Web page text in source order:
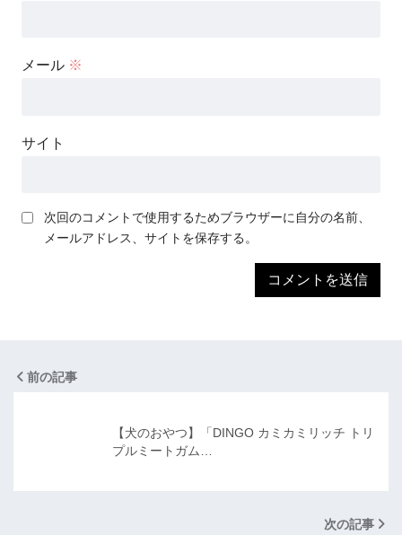
メール ※
サイト
次回のコメントで使用するためブラウザーに自分の名前、
メールアドレス、サイトを保存する。
前の記事
【犬のおやつ】「DINGO カミカミリッチ トリ
プルミートガム…
次の記事